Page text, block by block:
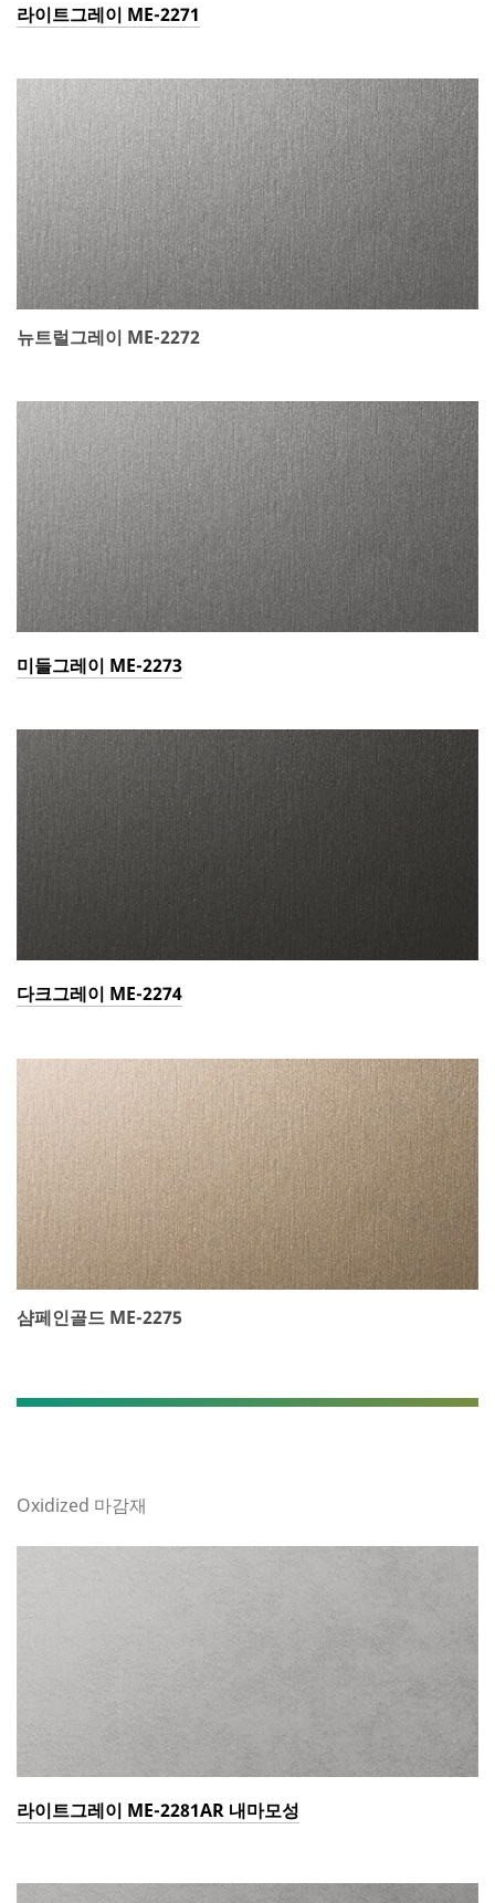
라이트그레이 ME-2271
뉴트럴그레이 ME-2272
미들그레이 ME-2273
다크그레이 ME-2274
샴페인골드 ME-2275
Oxidized 마감재
라이트그레이 ME-2281AR 내마모성